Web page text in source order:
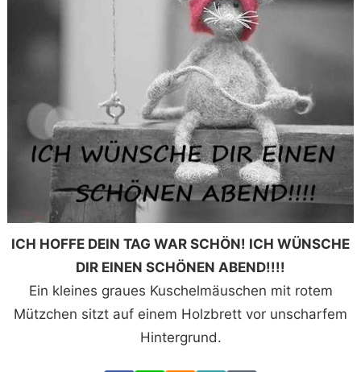
ICH HOFFE DEIN TAG WAR SCHÖN! ICH WÜNSCHE
DIR EINEN SCHÖNEN ABEND!!!!
Ein kleines graues Kuschelmäuschen mit rotem
Mützchen sitzt auf einem Holzbrett vor unscharfem
Hintergrund.